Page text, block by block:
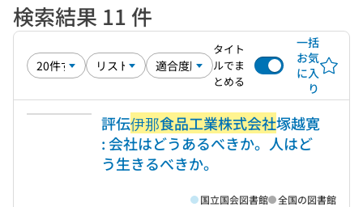
検索結果 11 件
タイト
ルでま
とめる
一括
お気
に入
り
評伝伊那食品工業株式会社塚越寛
: 会社はどうあるべきか。人はど
う生きるべきか。
国立国会図書館 全国の図書館